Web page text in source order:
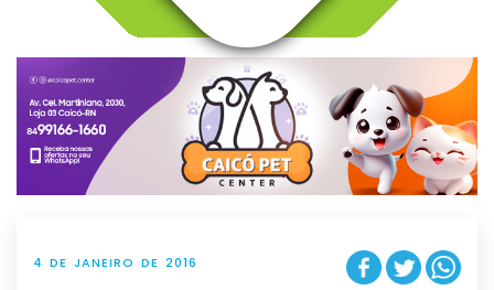
v
g
t
i
o
n
4 DE JANEIRO DE 2016